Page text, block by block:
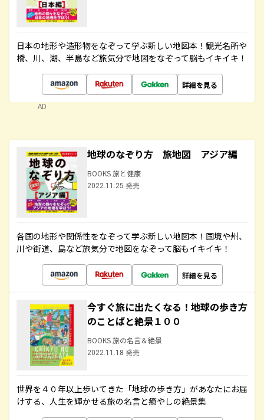
日本の地形や造形物をなぞって学ぶ新しい地図本！観光名所や
橋、川、湖、半島など旅気分で地図をなぞって脳もイキイキ！
詳細を見る
AD
地球のなぞり方 旅地図 アジア編
BOOKS 旅と健康
2022.11.25 発売
各国の地形や関係性をなぞって学ぶ新しい地図本！国境や州、
川や街道、島など旅気分で地図をなぞって脳もイキイキ！
詳細を見る
今すぐ旅に出たくなる！地球の歩き方
のことばと絶景１００
BOOKS 旅の名言＆絶景
2022.11.18 発売
世界を４０年以上歩いてきた「地球の歩き方」があなたにお届
けする、人生を輝かせる旅の名言と癒やしの絶景集